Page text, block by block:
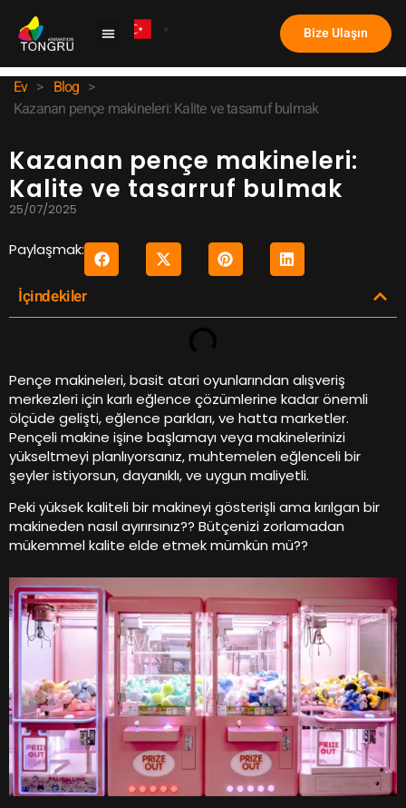
Bize Ulaşın
Ev > Blog >
Kazanan pençe makineleri: Kalite ve tasarruf bulmak
Kazanan pençe makineleri:
Kalite ve tasarruf bulmak
25/07/2025
Paylaşmak:
İçindekiler
Pençe makineleri, basit atari oyunlarından alışveriş
merkezleri için karlı eğlence çözümlerine kadar önemli
ölçüde gelişti, eğlence parkları, ve hatta marketler.
Pençeli makine işine başlamayı veya makinelerinizi
yükseltmeyi planlıyorsanız, muhtemelen eğlenceli bir
şeyler istiyorsun, dayanıklı, ve uygun maliyetli.
Peki yüksek kaliteli bir makineyi gösterişli ama kırılgan bir
makineden nasıl ayırırsınız?? Bütçenizi zorlamadan
mükemmel kalite elde etmek mümkün mü??